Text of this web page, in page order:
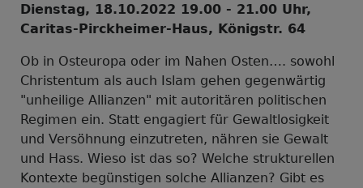
Dienstag, 18.10.2022 19.00 - 21.00 Uhr,
Caritas-Pirckheimer-Haus, Königstr. 64
Ob in Osteuropa oder im Nahen Osten…. sowohl
Christentum als auch Islam gehen gegenwärtig
"unheilige Allianzen" mit autoritären politischen
Regimen ein. Statt engagiert für Gewaltlosigkeit
und Versöhnung einzutreten, nähren sie Gewalt
und Hass. Wieso ist das so? Welche strukturellen
Kontexte begünstigen solche Allianzen? Gibt es